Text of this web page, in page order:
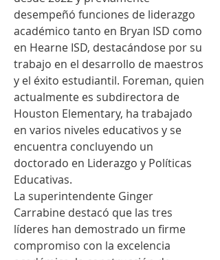
desempeñó funciones de liderazgo
académico tanto en Bryan ISD como
en Hearne ISD, destacándose por su
trabajo en el desarrollo de maestros
y el éxito estudiantil. Foreman, quien
actualmente es subdirectora de
Houston Elementary, ha trabajado
en varios niveles educativos y se
encuentra concluyendo un
doctorado en Liderazgo y Políticas
Educativas.
La superintendente Ginger
Carrabine destacó que las tres
líderes han demostrado un firme
compromiso con la excelencia